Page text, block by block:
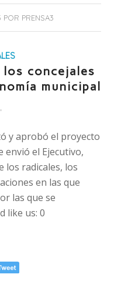
POR PRENSA3
concejales
municipal
y aprobó el proyecto
envió el Ejecutivo,
los radicales, los
en las que
las que se
like us: 0